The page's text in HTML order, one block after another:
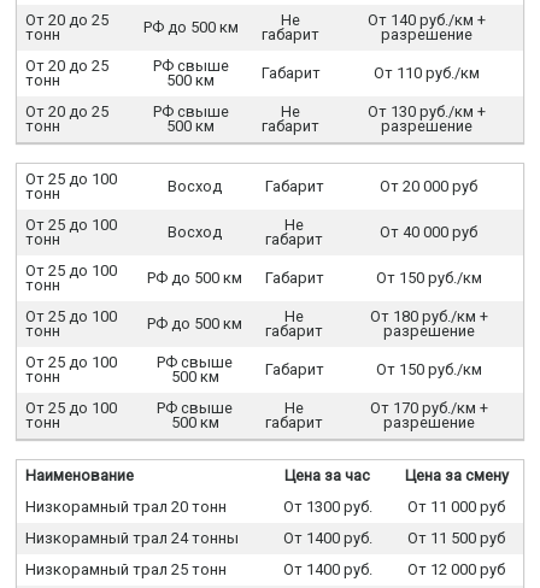
От 20 до 25
тонн
РФ до 500 км
Не
габарит
От 140 руб./км +
разрешение
От 20 до 25
тонн
РФ свыше
500 км
Габарит От 110 руб./км
От 20 до 25
тонн
РФ свыше
500 км
Не
габарит
От 130 руб./км +
разрешение
От 25 до 100
тонн
Восход Габарит От 20 000 руб
От 25 до 100
тонн
Восход
Не
габарит
От 40 000 руб
От 25 до 100
тонн
РФ до 500 км Габарит От 150 руб./км
От 25 до 100
тонн
РФ до 500 км
Не
габарит
От 180 руб./км +
разрешение
От 25 до 100
тонн
РФ свыше
500 км
Габарит От 150 руб./км
От 25 до 100
тонн
РФ свыше
500 км
Не
габарит
От 170 руб./км +
разрешение
Наименование Цена за час
Цена за смену
Низкорамный трал 20 тонн
От 1300 руб.
От 11 000 руб
Низкорамный трал 24 тонны
От 1400 руб.
От 11 500 руб
Низкорамный трал 25 тонн
От 1400 руб. От 12 000 руб